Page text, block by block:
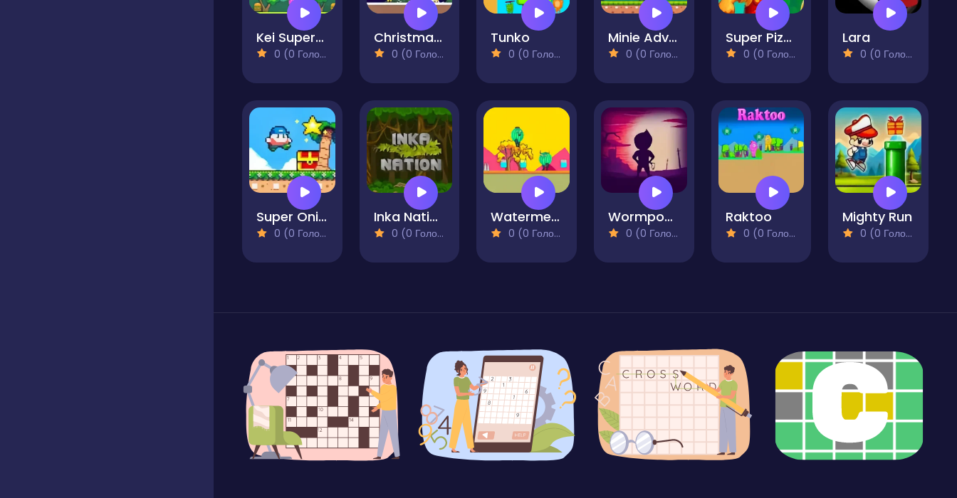
Kei Superwoman
0 (0 Голосів)
Christmas Lollipop 2
0 (0 Голосів)
Tunko
0 (0 Голосів)
Minie Adventure Girl
0 (0 Голосів)
Super Pizza Quest
0 (0 Голосів)
Lara
0 (0 Голосів)
Super Onion Boy 2
0 (0 Голосів)
Inka Nation
0 (0 Голосів)
Watermelon Day 2
0 (0 Голосів)
Wormpocalypse
0 (0 Голосів)
Raktoo
0 (0 Голосів)
Mighty Run
0 (0 Голосів)